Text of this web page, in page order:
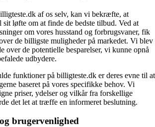
af os selv, kan vi bekræfte, at
løfte om at finde de bedste tilbud. Ved at
om vores husstand og forbrugsvaner, fik
de billigste muligheder på markedet. Vi blev
over de potentielle besparelser, vi kunne opnå
udbydere.
funktioner på billigteste.dk er deres evne til at
baseret på vores specifikke behov. Vi
priser, ydelser og vilkår fra forskellige
det let at træffe en informeret beslutning.
brugervenlighed